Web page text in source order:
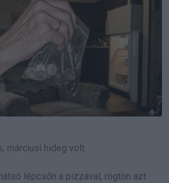
márciusi hideg volt.
lépcsőn a pizzával, rögtön azt